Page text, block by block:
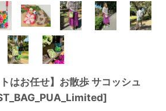
トはお任せ】お散歩 サコッシュ
]